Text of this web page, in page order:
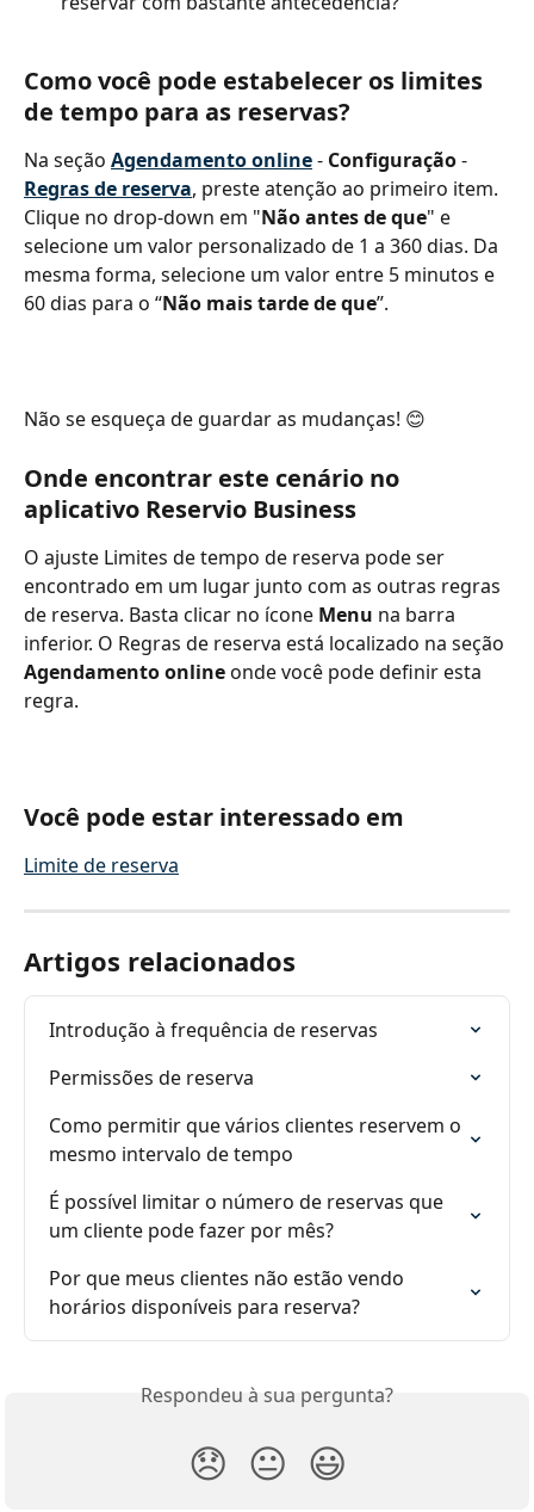
Como você pode estabelecer os limites
de tempo para as reservas?
Na seção Agendamentoonline - Configuração -
Regras de reserva, preste atenção ao primeiro item.
Clique no drop-down em "Não antes de que" e
selecione um valor personalizado de 1 a 360 dias. Da
mesma forma, selecione um valor entre 5 minutos e
60 dias para o “Não mais tarde de que”.
Não se esqueça de guardar as mudanças! 😊
Onde encontrar este cenário no
aplicativo Reservio Business
O ajuste Limites de tempo de reserva pode ser
encontrado em um lugar junto com as outras regras
de reserva. Basta clicar no ícone Menu na barra
inferior. O Regras de reserva está localizado na seção
Agendamento online onde você pode definir esta
regra.
Você pode estar interessado em
Limite de reserva
Artigos relacionados
Introdução à frequência de reservas
Permissões de reserva
Como permitir que vários clientes reservem o
mesmo intervalo de tempo
É possível limitar o número de reservas que
um cliente pode fazer por mês?
Por que meus clientes não estão vendo
horários disponíveis para reserva?
Respondeu à sua pergunta?
😞 😐 😃